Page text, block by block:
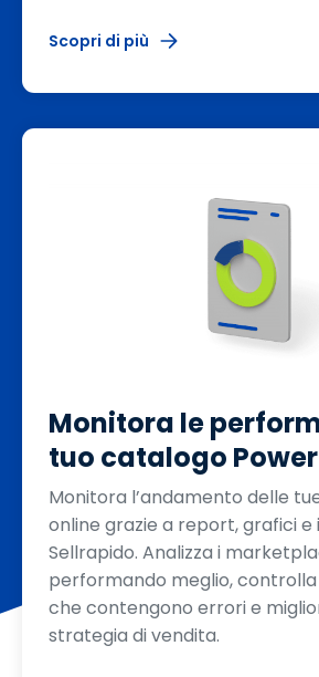
Scopri di più
Monitora le
tuo catalogo
Monitora l’andamento delle
online grazie a report, grafici e
Sellrapido. Analizza i
performando meglio, controlla
che contengono errori e
strategia di vendita.